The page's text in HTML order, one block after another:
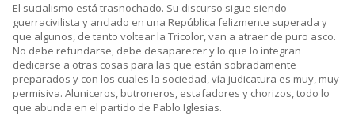
El sucialismo está trasnochado. Su discurso sigue siendo
guerracivilista y anclado en una República felizmente superada y
que algunos, de tanto voltear la Tricolor, van a atraer de puro asco.
No debe refundarse, debe desaparecer y lo que lo integran
dedicarse a otras cosas para las que están sobradamente
preparados y con los cuales la sociedad, vía judicatura es muy, muy
permisiva. Aluniceros, butroneros, estafadores y chorizos, todo lo
que abunda en el partido de Pablo Iglesias.